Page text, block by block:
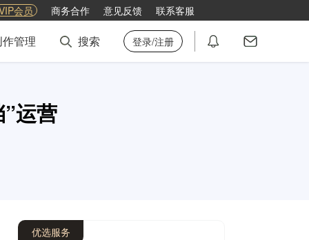
会员 商务合作 意见反馈 联系客服
管理 搜索 登录/注册
运营
优选服务